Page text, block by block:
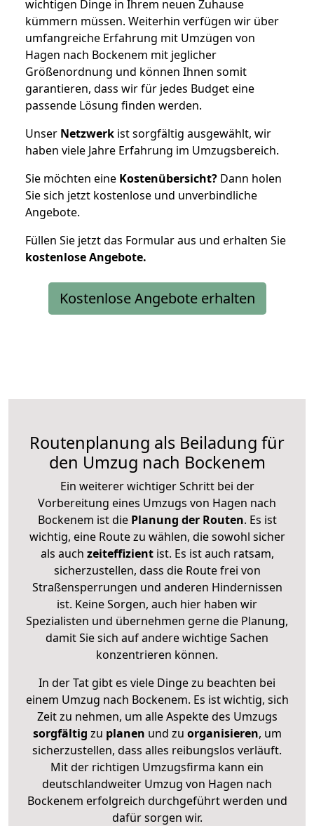
wichtigen Dinge in Ihrem neuen Zuhause
kümmern müssen. Weiterhin verfügen wir über
umfangreiche Erfahrung mit Umzügen von
Hagen nach Bockenem mit jeglicher
Größenordnung und können Ihnen somit
garantieren, dass wir für jedes Budget eine
passende Lösung finden werden.
Unser Netzwerk ist sorgfältig ausgewählt, wir
haben viele Jahre Erfahrung im Umzugsbereich.
Sie möchten eine Kostenübersicht? Dann holen
Sie sich jetzt kostenlose und unverbindliche
Angebote.
Füllen Sie jetzt das Formular aus und erhalten Sie
kostenloseAngebote.
Kostenlose Angebote erhalten
Routenplanung als Beiladung für
den Umzug nach Bockenem
Ein weiterer wichtiger Schritt bei der
Vorbereitung eines Umzugs von Hagen nach
Bockenem ist diePlanung der Routen. Es ist
wichtig, eine Route zu wählen, die sowohl sicher
als auch zeiteffizientist. Es ist auch ratsam,
sicherzustellen, dass die Route frei von
Straßensperrungen und anderen Hindernissen
ist. Keine Sorgen, auch hier haben wir
Spezialisten und übernehmen gerne die Planung,
damit Sie sich auf andere wichtige Sachen
konzentrieren können.
In der Tat gibt es viele Dinge zu beachten bei
einem Umzug nach Bockenem. Es ist wichtig, sich
Zeit zu nehmen, um alle Aspekte des Umzugs
sorgfältig zu planen und zu organisieren, um
sicherzustellen, dass alles reibungslos verläuft.
Mit der richtigen Umzugsfirma kann ein
deutschlandweiter Umzug von Hagen nach
Bockenem erfolgreich durchgeführt werden und
dafür sorgen wir.